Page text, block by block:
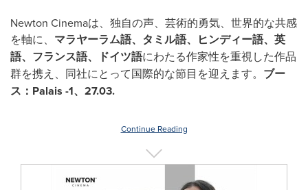
Newton Cinemaは、独自の声、芸術的勇気、世界的な共感
を軸に、 マラヤーラム語、タミル語、ヒンディー語、英
語、フランス語、ドイツ語にわたる作家性を重視した作品
群を携え、同社にとって国際的な節目を迎えます。 ブー
ス：Palais -1、27.03.
Continue Reading